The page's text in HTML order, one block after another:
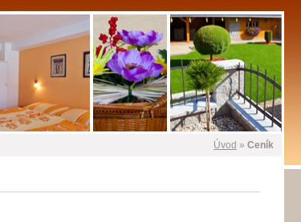
Úvod » Ceník